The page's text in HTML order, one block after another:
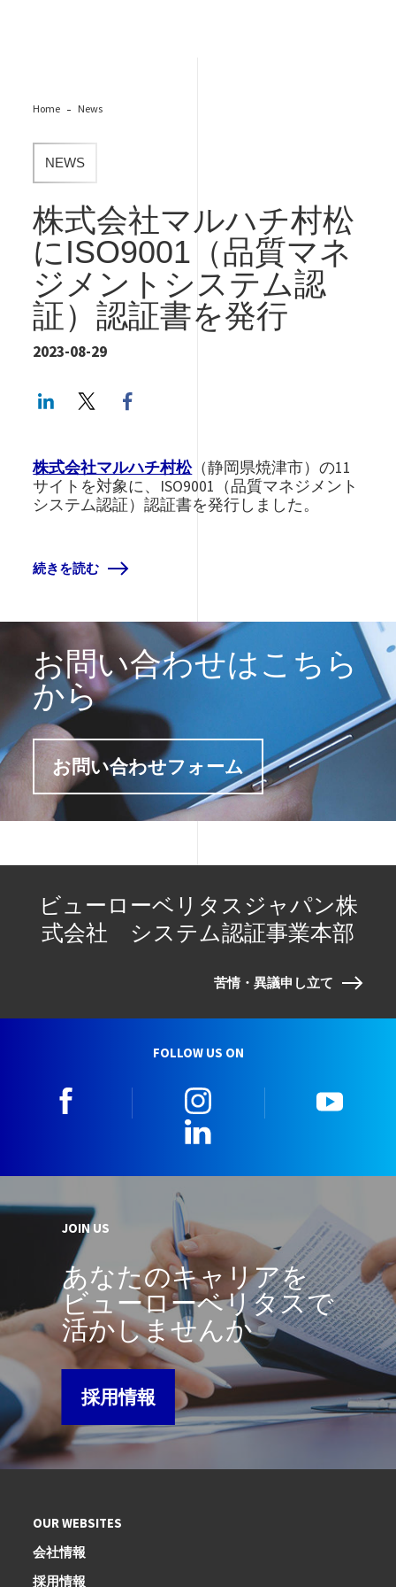
Home News
NEWS
株式会社マルハチ村松
にISO9001（品質マネ
ジメントシステム認
証）認証書を発行
2023-08-29
LinkedInTwitter
株式会社マルハチ村松（静岡県焼津市）の11
サイトを対象に、ISO9001（品質マネジメント
システム認証）認証書を発行しました。
続きを読む
お問い合わせはこちら
から
お問い合わせフォーム
ビューローベリタスジャパン株
式会社 システム認証事業本部
苦情・異議申し立て
FOLLOW US ON
JOIN US
あなたのキャリアを
ビューローベリタスで
活かしませんか
採用情報
OUR WEBSITES
会社情報
採用情報